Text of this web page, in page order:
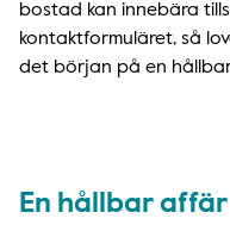
bostad kan innebära
kontaktformuläret, så
det början på en
En hållbar affär